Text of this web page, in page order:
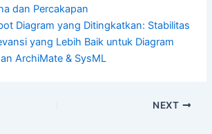
dan Percakapan
Diagram yang Ditingkatkan: Stabilitas
yang Lebih Baik untuk Diagram
ArchiMate & SysML
NEXT